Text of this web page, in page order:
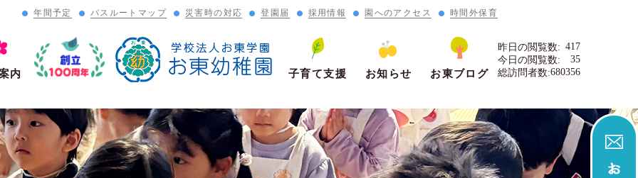
年間予定 バスルートマップ 災害時の対応 登園届 採用情報 園へのアクセス 時間外保育
内 子育て支援 お知らせ お東ブログ
417
昨日の閲覧数:
35
今日の閲覧数:
680356
総訪問者数: